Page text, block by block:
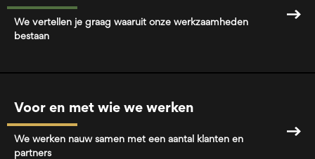
We vertellen je graag waaruit onze werkzaamheden
bestaan
Voor en met wie we werken
We werken nauw samen met een aantal klanten en
partners